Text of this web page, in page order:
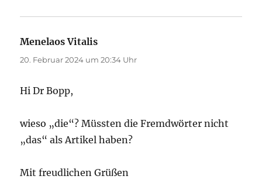
Menelaos Vitalis
20. Februar 2024 um 20:34 Uhr
Hi Dr Bopp,
wieso „die“? Müssten die Fremdwörter nicht
„das“ als Artikel haben?
Mit freudlichen Grüßen